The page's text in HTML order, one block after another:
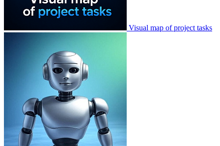
Visual map of project tasks